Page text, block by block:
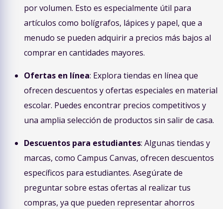
por volumen. Esto es especialmente útil para
artículos como bolígrafos, lápices y papel, que a
menudo se pueden adquirir a precios más bajos al
comprar en cantidades mayores.
Ofertas en línea: Explora tiendas en línea que
ofrecen descuentos y ofertas especiales en material
escolar. Puedes encontrar precios competitivos y
una amplia selección de productos sin salir de casa.
Descuentos para estudiantes: Algunas tiendas y
marcas, como Campus Canvas, ofrecen descuentos
específicos para estudiantes. Asegúrate de
preguntar sobre estas ofertas al realizar tus
compras, ya que pueden representar ahorros